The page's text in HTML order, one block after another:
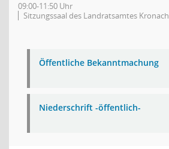
09:00-11:50 Uhr
Sitzungssaal des Landratsamtes Kronach
Öffentliche Bekanntmachung
Niederschrift -öffentlich-